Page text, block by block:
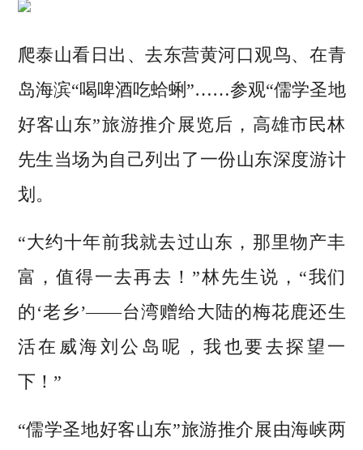
爬泰山看日出、去东营黄河口观鸟、在青
岛海滨“喝啤酒吃蛤蜊”……参观“儒学圣地
好客山东”旅游推介展览后，高雄市民林
先生当场为自己列出了一份山东深度游计
划。
“大约十年前我就去过山东，那里物产丰
富，值得一去再去！”林先生说，“我们
的‘老乡’——台湾赠给大陆的梅花鹿还生
活在威海刘公岛呢，我也要去探望一
下！”
“儒学圣地好客山东”旅游推介展由海峡两